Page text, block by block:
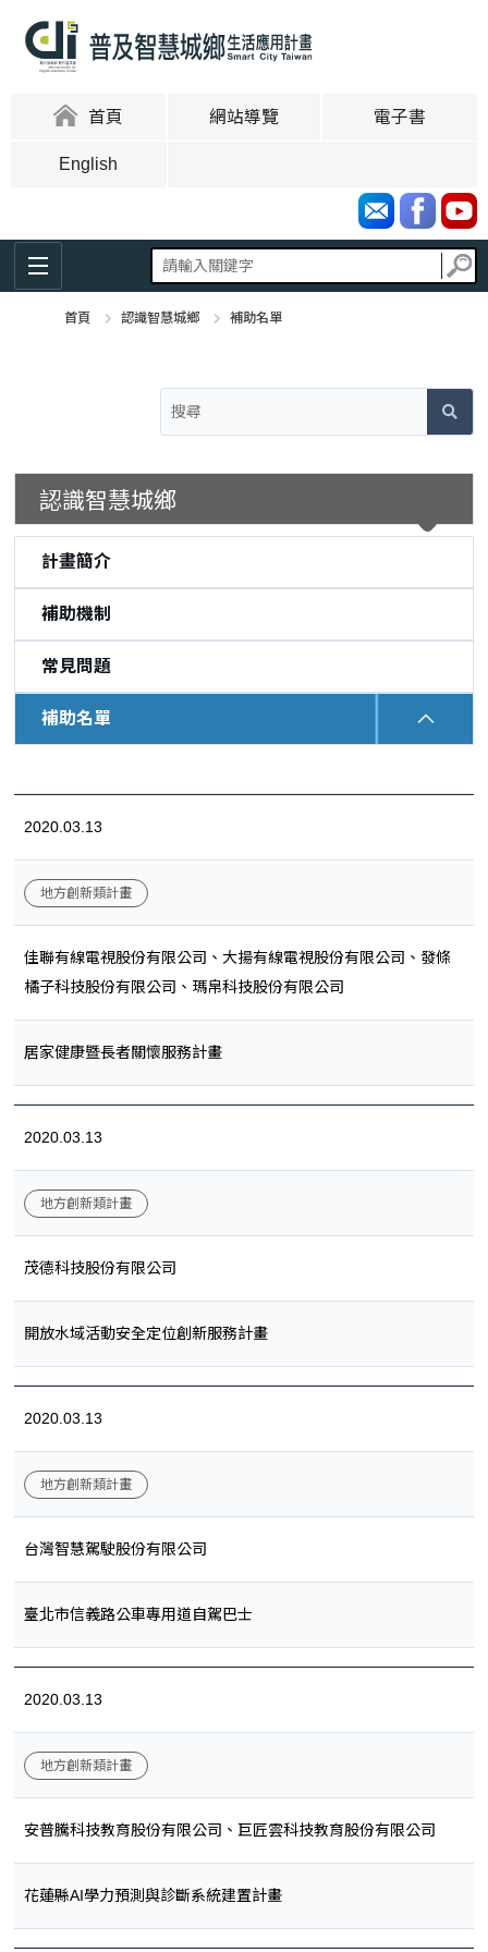
首頁 網站導覽 電子書
English
首頁 認識智慧城鄉 補助名單
認識智慧城鄉
計畫簡介
補助機制
常見問題
補助名單
2020.03.13
地方創新類計畫
佳聯有線電視股份有限公司、大揚有線電視股份有限公司、發條
橘子科技股份有限公司、瑪帛科技股份有限公司
居家健康暨長者關懷服務計畫
2020.03.13
地方創新類計畫
茂德科技股份有限公司
開放水域活動安全定位創新服務計畫
2020.03.13
地方創新類計畫
台灣智慧駕駛股份有限公司
臺北市信義路公車專用道自駕巴士
2020.03.13
地方創新類計畫
安普騰科技教育股份有限公司、巨匠雲科技教育股份有限公司
花蓮縣AI學力預測與診斷系統建置計畫